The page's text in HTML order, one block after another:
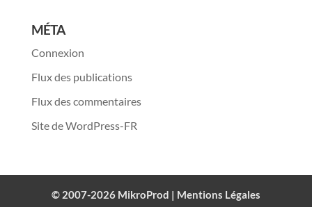
MÉTA
Connexion
Flux des publications
Flux des commentaires
Site de WordPress-FR
© 2007-2026 MikroProd | Mentions Légales